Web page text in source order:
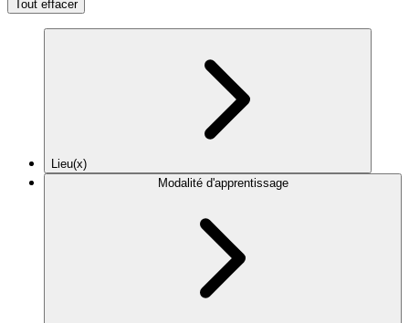
Tout effacer
Lieu(x)
Modalité d'apprentissage